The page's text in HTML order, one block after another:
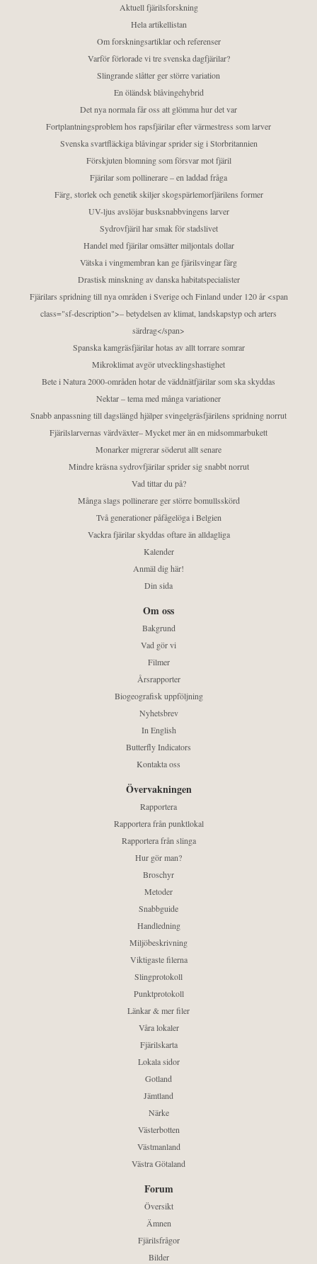
Aktuell fjärilsforskning
Hela artikellistan
Om forskningsartiklar och referenser
Varför förlorade vi tre svenska dagfjärilar?
Slingrande slåtter ger större variation
En öländsk blåvingehybrid
Det nya normala får oss att glömma hur det var
Fortplantningsproblem hos rapsfjärilar efter värmestress som larver
Svenska svartfläckiga blåvingar sprider sig i Storbritannien
Förskjuten blomning som försvar mot fjäril
Fjärilar som pollinerare – en laddad fråga
Färg, storlek och genetik skiljer skogspärlemorfjärilens former
UV-ljus avslöjar busksnabbvingens larver
Sydrovfjäril har smak för stadslivet
Handel med fjärilar omsätter miljontals dollar
Vätska i vingmembran kan ge fjärilsvingar färg
Drastisk minskning av danska habitatspecialister
Fjärilars spridning till nya områden i Sverige och Finland under 120 år <span
class="sf-description">– betydelsen av klimat, landskapstyp och arters
särdrag</span>
Spanska kamgräsfjärilar hotas av allt torrare somrar
Mikroklimat avgör utvecklingshastighet
Bete i Natura 2000-områden hotar de väddnätfjärilar som ska skyddas
Nektar – tema med många variationer
Snabb anpassning till dagslängd hjälper svingelgräsfjärilens spridning norrut
Fjärilslarvernas värdväxter– Mycket mer än en midsommarbukett
Monarker migrerar söderut allt senare
Mindre kräsna sydrovfjärilar sprider sig snabbt norrut
Vad tittar du på?
Många slags pollinerare ger större bomullsskörd
Två generationer påfågelöga i Belgien
Vackra fjärilar skyddas oftare än alldagliga
Kalender
Anmäl dig här!
Din sida
Om oss
Bakgrund
Vad gör vi
Filmer
Årsrapporter
Biogeografisk uppföljning
Nyhetsbrev
In English
Butterfly Indicators
Kontakta oss
Övervakningen
Rapportera
Rapportera från punktlokal
Rapportera från slinga
Hur gör man?
Broschyr
Metoder
Snabbguide
Handledning
Miljöbeskrivning
Viktigaste filerna
Slingprotokoll
Punktprotokoll
Länkar & mer filer
Våra lokaler
Fjärilskarta
Lokala sidor
Gotland
Jämtland
Närke
Västerbotten
Västmanland
Västra Götaland
Forum
Översikt
Ämnen
Fjärilsfrågor
Bilder